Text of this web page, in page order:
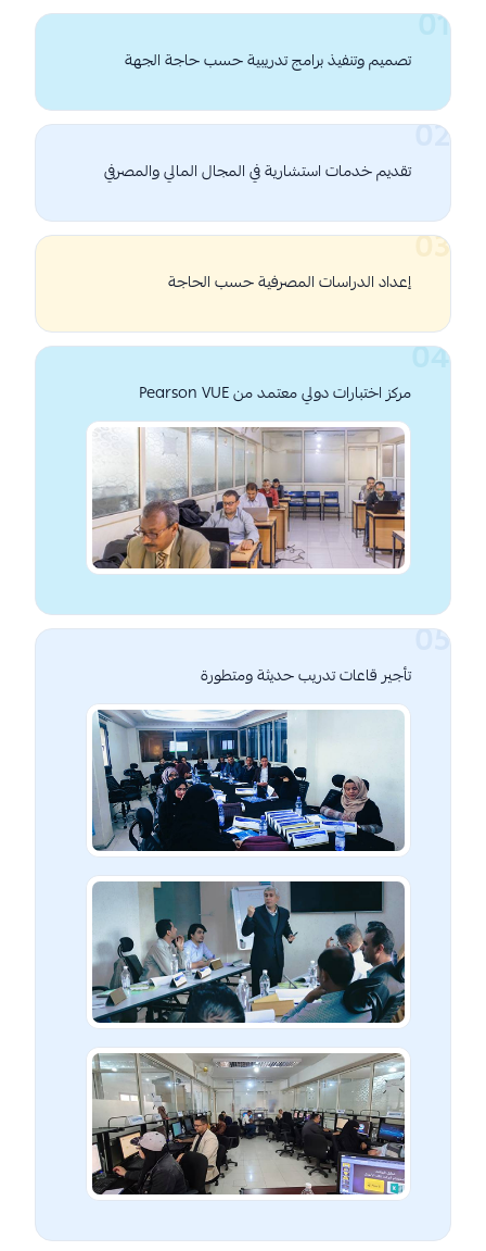
تصميم وتنفيذ برامج تدريبية حسب حاجة الجهة
تقديم خدمات استشارية في المجال المالي والمصرفي
إعداد الدراسات المصرفية حسب الحاجة
مركز اختبارات دولي معتمد من Pearson VUE
تأجير قاعات تدريب حديثة ومتطورة